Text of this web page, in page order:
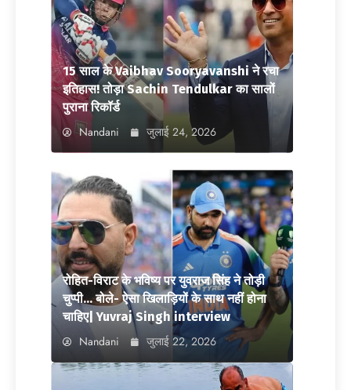
15 साल के Vaibhav Sooryavanshi ने रचा
इतिहास! तोड़ा Sachin Tendulkar का सालों
पुराना रिकॉर्ड
Nandani जुलाई 24, 2026
रोहित-विराट के भविष्य पर युवराज सिंह ने तोड़ी
चुप्पी… बोले- ऐसा खिलाड़ियों के साथ नहीं होना
चाहिए| Yuvraj Singh interview
Nandani जुलाई 22, 2026